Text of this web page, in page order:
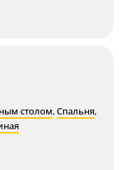
столом,Спальня,